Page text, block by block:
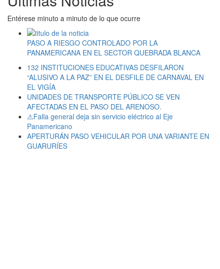
Entérese minuto a minuto de lo que ocurre
PASO A RIESGO CONTROLADO POR LA
PANAMERICANA EN EL SECTOR QUEBRADA BLANCA
132 INSTITUCIONES EDUCATIVAS DESFILARON
“ALUSIVO A LA PAZ” EN EL DESFILE DE CARNAVAL EN
EL VIGÍA
UNIDADES DE TRANSPORTE PÚBLICO SE VEN
AFECTADAS EN EL PASO DEL ARENOSO.
⚠️Falla general deja sin servicio eléctrico al Eje
Panamericano
APERTURÁN PASO VEHICULAR POR UNA VARIANTE EN
GUARURÍES